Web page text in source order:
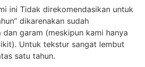
ini Tidak direkomendasikan untuk
dikarenakan sudah
dan garam (meskipun kami hanya
Untuk tekstur sangat lembut
satu tahun.